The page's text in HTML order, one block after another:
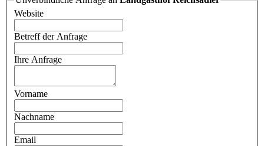
Website
Betreff der Anfrage
Ihre Anfrage
Vorname
Nachname
Email